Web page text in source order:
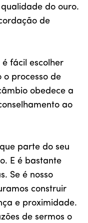
do ouro.
de
fácil escolher
processo de
obedece a
ao
parte do seu
E é bastante
Se é nosso
construir
e proximidade.
de sermos o